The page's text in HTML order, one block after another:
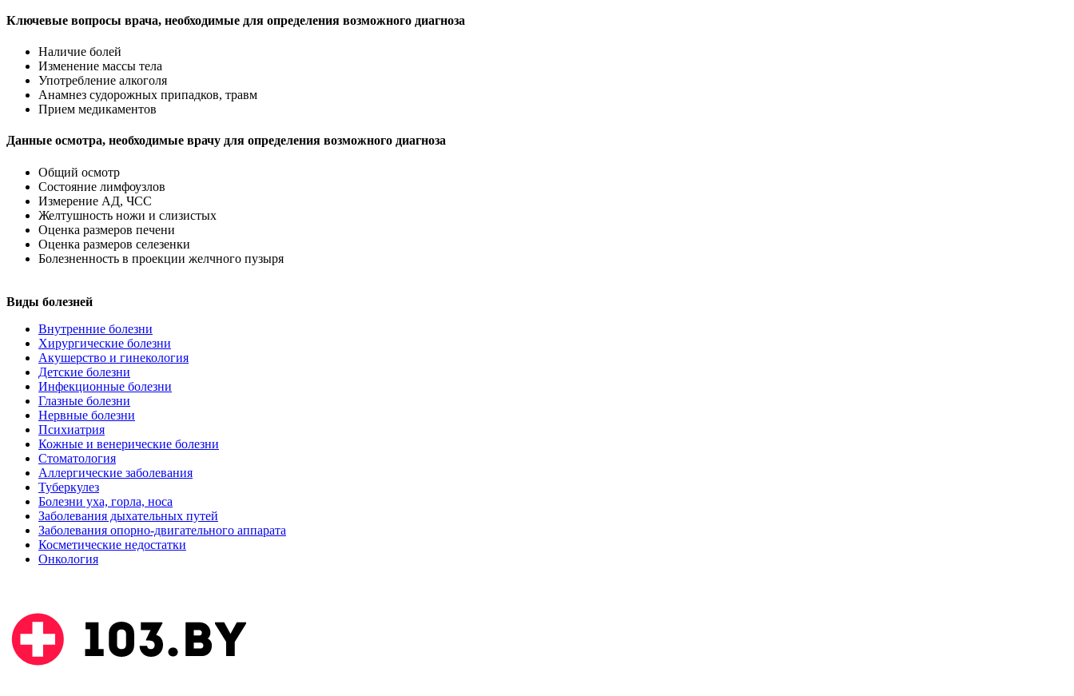
Ключевые вопросы врача, необходимые для определения возможного диагноза
Наличие болей
Изменение массы тела
Употребление алкоголя
Анамнез судорожных припадков, травм
Прием медикаментов
Данные осмотра, необходимые врачу для определения возможного диагноза
Общий осмотр
Состояние лимфоузлов
Измерение АД, ЧСС
Желтушность ножи и слизистых
Оценка размеров печени
Оценка размеров селезенки
Болезненность в проекции желчного пузыря
Виды болезней
Внутренние болезни
Хирургические болезни
Акушерство и гинекология
Детские болезни
Инфекционные болезни
Глазные болезни
Нервные болезни
Психиатрия
Кожные и венерические болезни
Стоматология
Аллергические заболевания
Туберкулез
Болезни уха, горла, носа
Заболевания дыхательных путей
Заболевания опорно-двигательного аппарата
Косметические недостатки
Онкология